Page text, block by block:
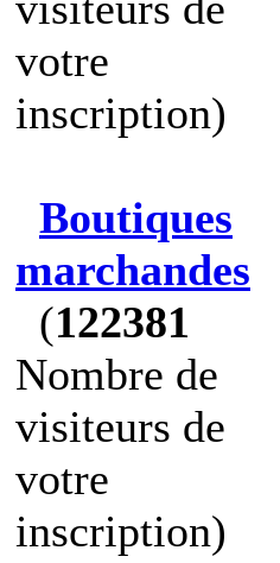
votre
inscription)
Boutiques
marchandes
(122381
Nombre de
visiteurs de
votre
inscription)